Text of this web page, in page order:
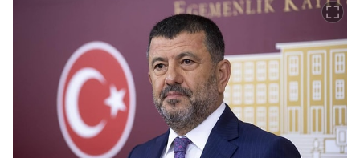
Video